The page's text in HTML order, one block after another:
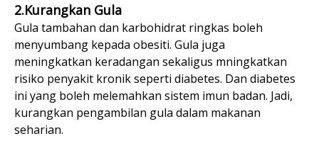
2.Kurangkan Gula
Gula tambahan dan karbohidrat ringkas boleh
menyumbang kepada obesiti. Gula juga
meningkatkan keradangan sekaligus mningkatkan
risiko penyakit kronik seperti diabetes. Dan diabetes
ini yang boleh melemahkan sistem imun badan. Jadi,
kurangkan pengambilan gula dalam makanan
seharian.